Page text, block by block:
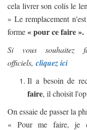
cela livrer son colis le
» Le remplacement
forme« pour ce faire ».
Si vous souhaitez
officiels, cliquez ici
Il a besoin de
faire, il choisit
On essaie de passer la
« Pour me faire, je